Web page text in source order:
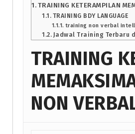
TRAINING KETERAMPILAN
TRAINING BDY LANGUAGE
training non verbal
Jadwal Training Terbaru
TRAINING
NON